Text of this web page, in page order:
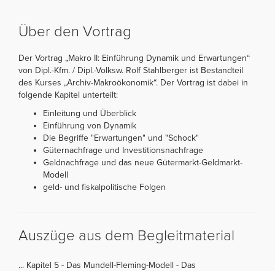
Über den Vortrag
Der Vortrag „Makro II: Einführung Dynamik und Erwartungen“
von Dipl.-Kfm. / Dipl.-Volksw. Rolf Stahlberger ist Bestandteil
des Kurses „Archiv-Makroökonomik“. Der Vortrag ist dabei in
folgende Kapitel unterteilt:
Einleitung und Überblick
Einführung von Dynamik
Die Begriffe "Erwartungen" und "Schock"
Güternachfrage und Investitionsnachfrage
Geldnachfrage und das neue Gütermarkt-Geldmarkt-
Modell
geld- und fiskalpolitische Folgen
Auszüge aus dem Begleitmaterial
... Kapitel 5 - Das Mundell-Fleming-Modell - Das